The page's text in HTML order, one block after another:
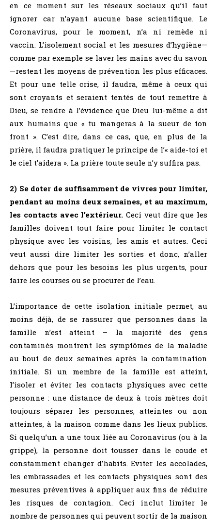
en ce moment sur les réseaux sociaux qu’il faut
ignorer car n’ayant aucune base scientifique. Le
Coronavirus, pour le moment, n’a ni remède ni
vaccin. L’isolement social et les mesures d’hygiène—
comme par exemple se laver les mains avec du savon
—restent les moyens de prévention les plus efficaces.
Et pour une telle crise, il faudra, même à ceux qui
sont croyants et seraient tentés de tout remettre à
Dieu, se rendre à l’évidence que Dieu lui-même a dit
aux humains que « tu mangeras à la sueur de ton
front ». C’est dire, dans ce cas, que, en plus de la
prière, il faudra pratiquer le principe de l’« aide-toi et
le ciel t’aidera ». La prière toute seule n’y suffira pas.
2) Se doter de suffisamment de vivres pour limiter,
pendant au moins deux semaines, et au maximum,
les contacts avec l’extérieur. Ceci veut dire que les
familles doivent tout faire pour limiter le contact
physique avec les voisins, les amis et autres. Ceci
veut aussi dire limiter les sorties et donc, n’aller
dehors que pour les besoins les plus urgents, pour
faire les courses ou se procurer de l’eau.
L’importance de cette isolation initiale permet, au
moins déjà, de se rassurer que personnes dans la
famille n’est atteint – la majorité des gens
contaminés montrent les symptômes de la maladie
au bout de deux semaines après la contamination
initiale. Si un membre de la famille est atteint,
l’isoler et éviter les contacts physiques avec cette
personne : une distance de deux à trois mètres doit
toujours séparer les personnes, atteintes ou non
atteintes, à la maison comme dans les lieux publics.
Si quelqu’un a une toux liée au Coronavirus (ou à la
grippe), la personne doit tousser dans le coude et
constamment changer d’habits. Eviter les accolades,
les embrassades et les contacts physiques sont des
mesures préventives à appliquer aux fins de réduire
les risques de contagion. Ceci inclut limiter le
nombre de personnes qui peuvent sortir de la maison